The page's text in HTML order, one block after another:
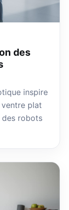
des
inspire
plat
des robots